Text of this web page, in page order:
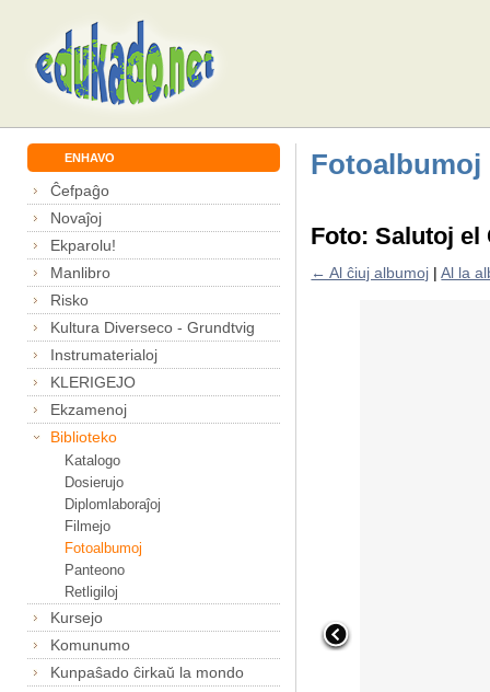
ENHAVO
Ĉefpaĝo
Novaĵoj
Ekparolu!
Manlibro
Risko
Kultura Diverseco - Grundtvig
Instrumaterialoj
KLERIGEJO
Ekzamenoj
Biblioteko
Katalogo
Dosierujo
Diplomlaboraĵoj
Filmejo
Fotoalbumoj
Panteono
Retligiloj
Kursejo
Komunumo
Kunpaŝado ĉirkaŭ la mondo
Fotoalbumoj
Foto: Salutoj el
← Al ĉiuj albumoj |Al la